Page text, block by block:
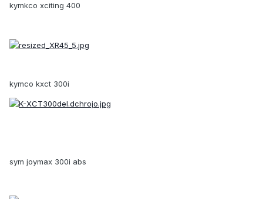
kymkco xciting 400
kymco kxct 300i
sym joymax 300i abs